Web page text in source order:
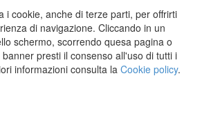
i cookie, anche di terze parti, per offrirti
di navigazione. Cliccando in un
schermo, scorrendo quesa pagina o
presti il consenso all'uso di tutti i
informazioni consulta la Cookie policy.